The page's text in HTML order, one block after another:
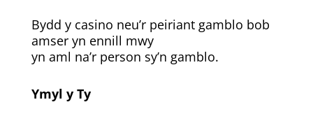
Bydd y casino neu’r peiriant gamblo bob
amser yn ennill mwy
yn aml na’r person sy’n gamblo.
Ymyl y Ty